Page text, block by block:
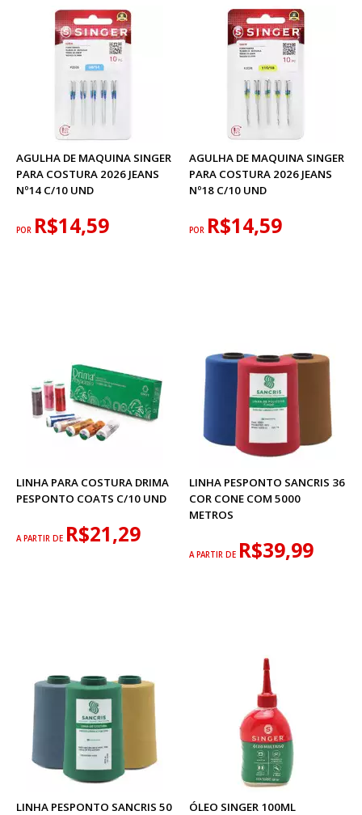
AGULHA DE MAQUINA SINGER
PARA COSTURA 2026 JEANS
Nº14 C/10 UND
POR R$14,59
AGULHA DE MAQUINA SINGER
PARA COSTURA 2026 JEANS
Nº18 C/10 UND
POR R$14,59
LINHA PARA COSTURA DRIMA
PESPONTO COATS C/10 UND
A PARTIR DE R$21,29
LINHA PESPONTO SANCRIS 36
COR CONE COM 5000
METROS
A PARTIR DE R$39,99
LINHA PESPONTO SANCRIS 50
ÓLEO SINGER 100ML